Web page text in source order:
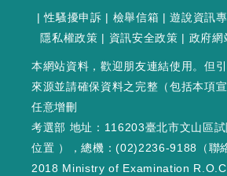
|性騷擾申訴 | 檢舉信箱 |遊說資訊
隱私權政策 | 資訊安全政策 | 政府網
本網站資料，歡迎朋友連結使用。但
來源並請確保資料之完整（包括本項
任意增刪
考選部 地址：116203臺北市文山區
位置 ），總機：(02)2236-9188（聯
2018 Ministry of Examination